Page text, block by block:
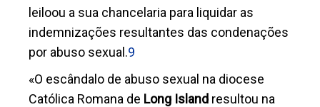
leiloou a sua chancelaria para liquidar as
indemnizações resultantes das condenações
por abuso sexual.9
«O escândalo de abuso sexual na diocese
Católica Romana de Long Island resultou na